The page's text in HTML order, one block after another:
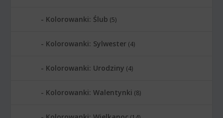
Kolorowanki: Ślub (5)
Kolorowanki: Sylwester (4)
Kolorowanki: Urodziny (4)
Kolorowanki: Walentynki (8)